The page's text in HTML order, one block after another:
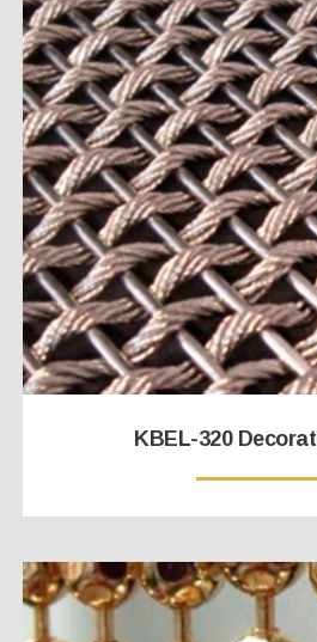
KBEL-320